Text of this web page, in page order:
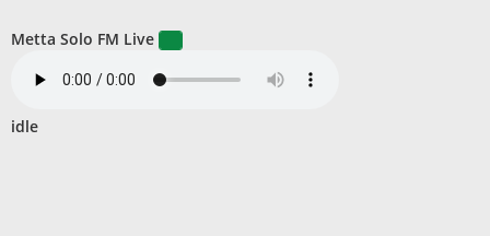
Metta Solo FM Live
idle